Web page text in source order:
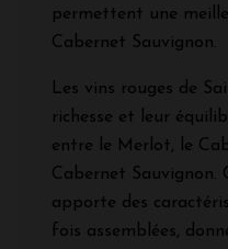
permettent une
Cabernet Sauvignon.
Les vins rouges de
richesse et leur
entre le Merlot, le
Cabernet Sauvignon.
apporte des
fois assemblées,